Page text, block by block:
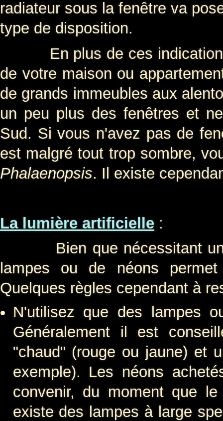
radiateur sous la fenêtre va
type de disposition.
En plus de ces indications,
de votre maison ou
de grands immeubles aux
un peu plus des fenêtres et
Sud. Si vous n'avez pas de
est malgré tout trop sombre,
Phalaenopsis. Il existe
La lumière artificielle :
Bien que nécessitant un
lampes ou de néons
Quelques règles cependant à
N'utilisez que des lampes
Généralement il est
"chaud" (rouge ou jaune) et
exemple). Les néons
convenir, du moment que
existe des lampes à large